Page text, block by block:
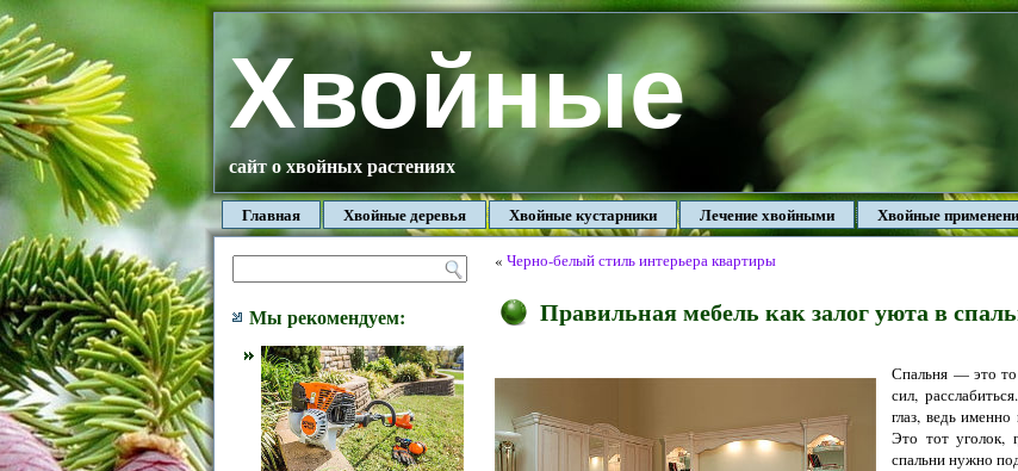
Хвойные
сайт о хвойных растениях
Главная Хвойные деревья Хвойные кустарники Лечение хвойными Хвойные
Мы рекомендуем:
« Черно-белый стиль интерьера квартиры
Правильная мебель как залог уюта в
Спальня — это то
сил,
глаз, ведь
Это тот уголок,
спальни нужно